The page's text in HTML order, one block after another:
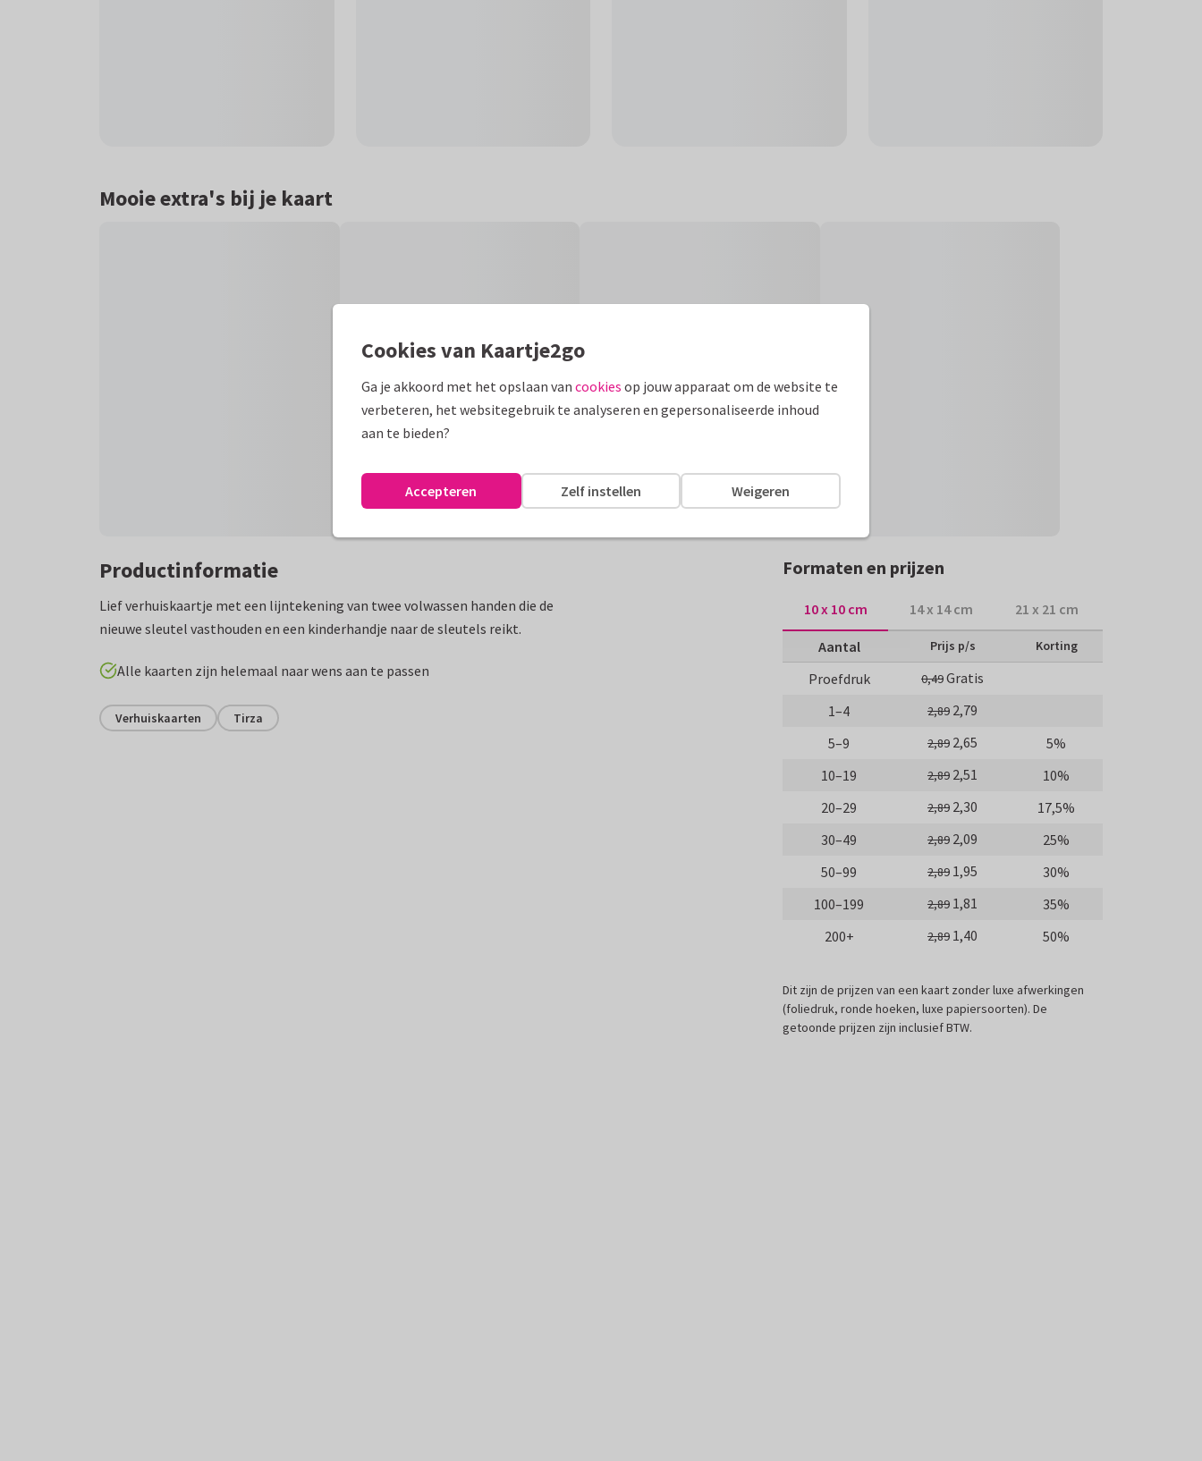
Mooie extra's bij je kaart
Productinformatie
Lief verhuiskaartje met een lijntekening van twee volwassen handen die de
nieuwe sleutel vasthouden en een kinderhandje naar de sleutels reikt.
Alle kaarten zijn helemaal naar wens aan te passen
Verhuiskaarten Tirza
Formaten en prijzen
10 x 10 cm 14 x 14 cm 21 x 21 cm
Aantal Prijs p/s Korting
Proefdruk 0,49Gratis
1–4
2,89 2,79
5–9
2,89 2,65
5%
10–19
2,89 2,51
10%
20–29
2,89 2,30
17,5%
30–49
2,89 2,09
25%
50–99
2,89 1,95
30%
100–199
2,89 1,81
35%
200+
2,89 1,40 50%
Dit zijn de prijzen van een kaart zonder luxe afwerkingen
(foliedruk, ronde hoeken, luxe papiersoorten). De
getoonde prijzen zijn inclusief BTW.
Cookies van Kaartje2go
Ga je akkoord met het opslaan van cookies op jouw apparaat om de website te
verbeteren, het websitegebruik te analyseren en gepersonaliseerde inhoud
aan te bieden?
Weigeren
Zelf instellen
Accepteren